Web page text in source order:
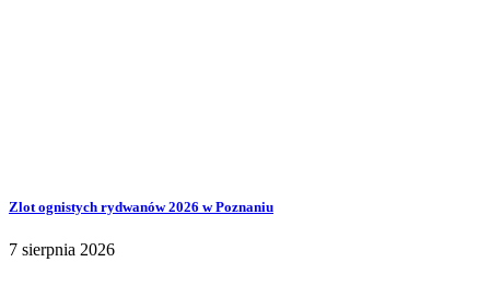
Zlot ognistych rydwanów 2026 w Poznaniu
7 sierpnia 2026